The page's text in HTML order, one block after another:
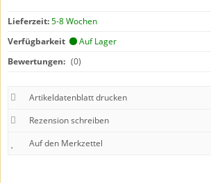
Lieferzeit:5-8 Wochen
Verfügbarkeit
Auf Lager
Bewertungen: (0)
Artikeldatenblatt drucken
Rezension schreiben